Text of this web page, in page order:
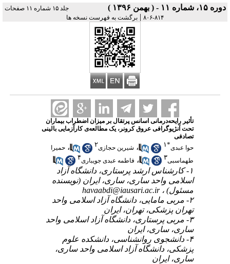
دوره ۱۵، شماره ۱۱ - ( بهمن ۱۳۹۶ )
جلد ۱۵ شماره ۱۱ صفحات
۸۱۴-۸۰۶
| برگشت به فهرست نسخه ها
تأثیر رایحه‌درمانی اسانس پرتقال بر میزان اضطراب بیماران
تحت آنژیوگرافی عروق کرونر، یک مطالعه‌ی کارآزمایی بالینی
تصادفی
حوا عبدی*۱ ، شیرین حجازی۲ ، حمیرا
طهماسبی۳ ، فاطمه عبدی جویباری۴
۱- کارشناس ارشد پرستاری، دانشگاه آزاد
اسلامی واحد ساری، ساری، ایران (نویسنده
مسئول) ،havaabdi@iausari.ac.ir
۲- مربی مامایی، دانشگاه آزاد اسلامی واحد
تهران پزشکی، تهران، ایران
۳- مربی پرستاری، دانشگاه آزاد اسلامی واحد
ساری، ساری، ایران
۴- دانشجوی روانشناسی، دانشکده علوم
پزشکی، دانشگاه آزاد اسلامی واحد ساری،
ساری، ایران